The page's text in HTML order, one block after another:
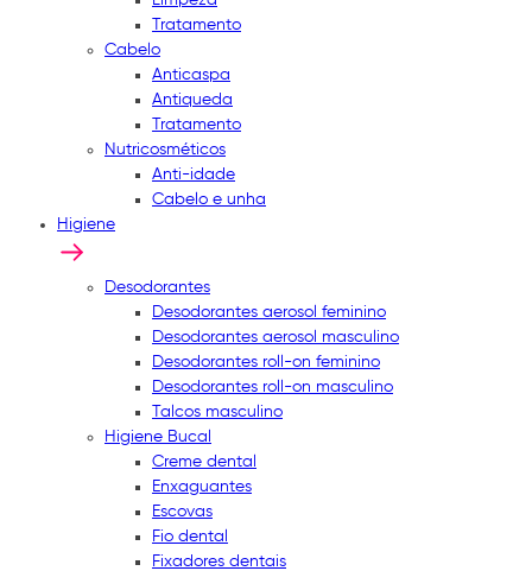
Tratamento
Cabelo
Anticaspa
Antiqueda
Tratamento
Nutricosméticos
Anti-idade
Cabelo e unha
Higiene
Desodorantes
Desodorantes aerosol feminino
Desodorantes aerosol masculino
Desodorantes roll-on feminino
Desodorantes roll-on masculino
Talcos masculino
Higiene Bucal
Creme dental
Enxaguantes
Escovas
Fio dental
Fixadores dentais